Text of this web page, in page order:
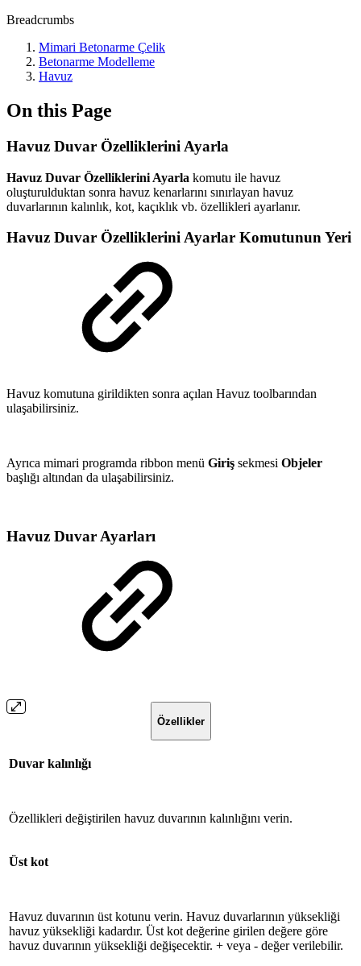
Breadcrumbs
Mimari Betonarme Çelik
Betonarme Modelleme
Havuz
On this Page
Havuz Duvar Özelliklerini Ayarla
Havuz Duvar Özelliklerini Ayarla komutu ile havuz
oluşturulduktan sonra havuz kenarlarını sınırlayan havuz
duvarlarının kalınlık, kot, kaçıklık vb. özellikleri ayarlanır.
Havuz Duvar Özelliklerini Ayarlar Komutunun Yeri
Havuz komutuna girildikten sonra açılan Havuz toolbarından
ulaşabilirsiniz.
Ayrıca mimari programda ribbon menü Giriş sekmesi Objeler
başlığı altından da ulaşabilirsiniz.
Havuz Duvar Ayarları
Özellikler
Duvar kalınlığı
Özellikleri değiştirilen havuz duvarının kalınlığını verin.
Üst kot
Havuz duvarının üst kotunu verin. Havuz duvarlarının yüksekliği
havuz yüksekliği kadardır. Üst kot değerine girilen değere göre
havuz duvarının yüksekliği değişecektir. + veya - değer verilebilir.